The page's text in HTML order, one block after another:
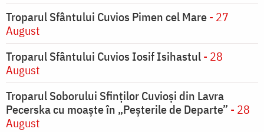
Troparul Sfântului Cuvios Pimen cel Mare- 27
August
Troparul Sfântului Cuvios Iosif Isihastul- 28
August
Troparul Soborului Sfinților Cuvioși din Lavra
Pecerska cu moaște în „Peșterile de Departe” - 28
August